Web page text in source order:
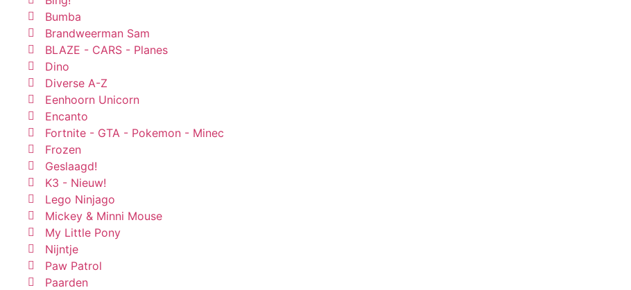
Bumba
Brandweerman Sam
BLAZE - CARS - Planes
Dino
Diverse A-Z
Eenhoorn Unicorn
Encanto
Fortnite - GTA - Pokemon - Minec
Frozen
Geslaagd!
K3 - Nieuw!
Lego Ninjago
Mickey & Minni Mouse
My Little Pony
Nijntje
Paw Patrol
Paarden